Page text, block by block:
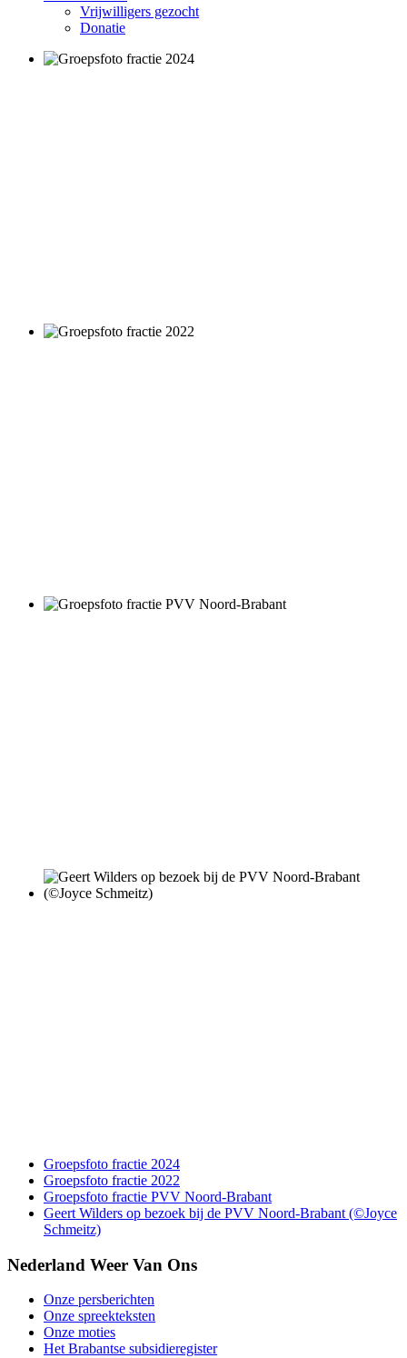
Vrijwilligers gezocht
Donatie
Groepsfoto fractie 2024
Groepsfoto fractie 2022
Groepsfoto fractie PVV Noord-Brabant
Geert Wilders op bezoek bij de PVV Noord-Brabant (©Joyce
Schmeitz)
Nederland Weer Van Ons
Onze persberichten
Onze spreekteksten
Onze moties
Het Brabantse subsidieregister